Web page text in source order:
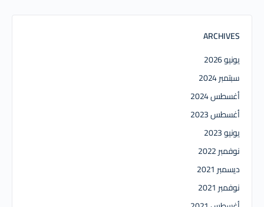
ARCHIVES
يونيو 2026
سبتمبر 2024
أغسطس 2024
أغسطس 2023
يونيو 2023
نوفمبر 2022
ديسمبر 2021
نوفمبر 2021